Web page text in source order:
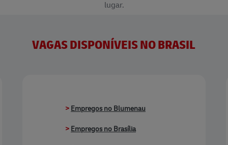
lugar.
VAGAS DISPONÍVEIS NO BRASIL
> Empregos no Blumenau
> Empregos no Brasília